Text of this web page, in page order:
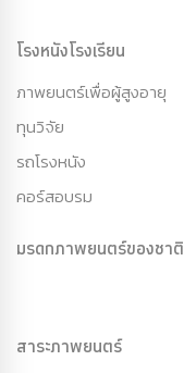
โรงหนังโรงเรียน
ภาพยนตร์เพื่อผู้สูงอายุ
ทุนวิจัย
รถโรงหนัง
คอร์สอบรม
มรดกภาพยนตร์ของชาติ
สาระภาพยนตร์